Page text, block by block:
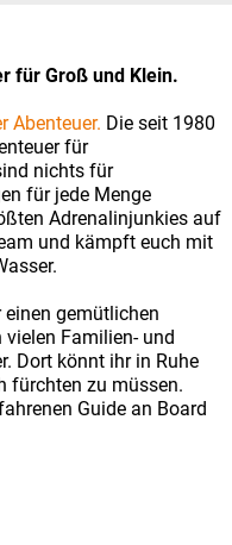
für Groß und Klein.
Abenteuer. Die seit 1980
für
nichts für
für jede Menge
Adrenalinjunkies auf
und kämpft euch mit
gemütlichen
Familien- und
Dort könnt ihr in Ruhe
fürchten zu müssen.
Guide an Board